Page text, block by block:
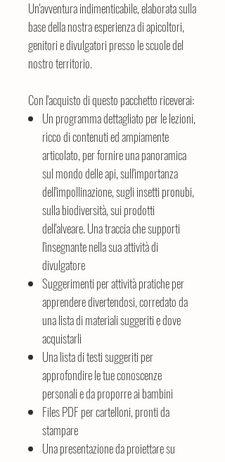
Un'avventura indimenticabile, elaborata sulla
base della nostra esperienza di apicoltori,
genitori e divulgatori presso le scuole del
nostro territorio.
Con l'acquisto di questo pacchetto riceverai:
Un programma dettagliato per le lezioni,
ricco di contenuti ed ampiamente
articolato, per fornire una panoramica
sul mondo delle api, sull'importanza
dell'impollinazione, sugli insetti pronubi,
sulla biodiversità, sui prodotti
dell'alveare. Una traccia che supporti
l'insegnante nella sua attività di
divulgatore
Suggerimenti per attività pratiche per
apprendere divertendosi, corredato da
una lista di materiali suggeriti e dove
acquistarli
Una lista di testi suggeriti per
approfondire le tue conoscenze
personali e da proporre ai bambini
Files PDF per cartelloni, pronti da
stampare
Una presentazione da proiettare su